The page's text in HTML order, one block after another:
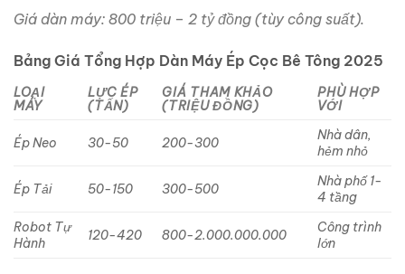
Giá dàn máy: 800 triệu – 2 tỷ đồng (tùy công suất).
Bảng Giá Tổng Hợp Dàn Máy Ép Cọc Bê Tông 2025
LOẠI
MÁY
LỰC ÉP
(TẤN)
GIÁ THAM KHẢO
(TRIỆU ĐỒNG)
PHÙ HỢP
VỚI
Ép Neo 30-50 200-300
Nhà dân,
hẻm nhỏ
Ép Tải 50-150 300-500
Nhà phố 1-
4 tầng
Robot Tự
Hành
120-420 800-2.000.000.000
Công trình
lớn